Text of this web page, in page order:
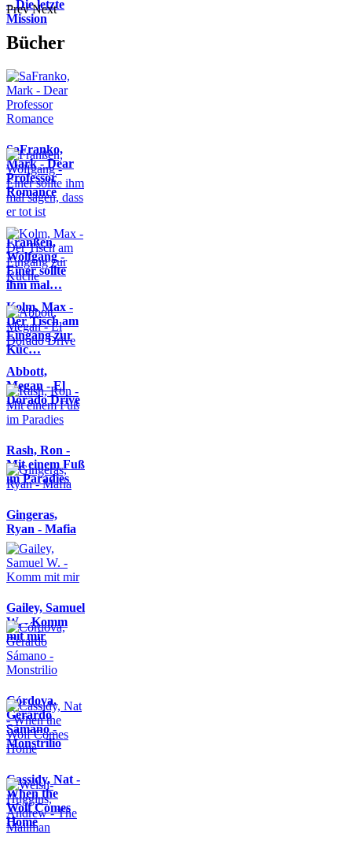
– Die letzte
Mission
Prev Next
Bücher
SaFranko,
Mark - Dear
Professor
Romance
Franßen,
Wolfgang -
Einer sollte
ihm mal…
Kolm, Max -
Der Tisch am
Eingang zur
Küc…
Abbott,
Megan - El
Dorado Drive
Rash, Ron -
Mit einem Fuß
im Paradies
Gingeras,
Ryan - Mafia
Gailey, Samuel
W. - Komm
mit mir
Córdova,
Gerardo
Sámano -
Monstrilio
Cassidy, Nat -
When the
Wolf Comes
Home